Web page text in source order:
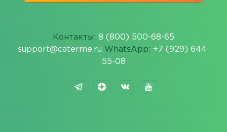
Контакты: 8 (800) 500-68-65
support@caterme.ru WhatsApp: +7 (929) 644-
55-08